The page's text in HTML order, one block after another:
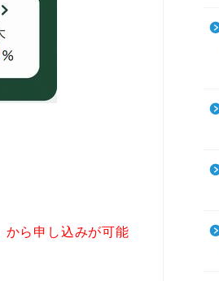
から申し込みが可能